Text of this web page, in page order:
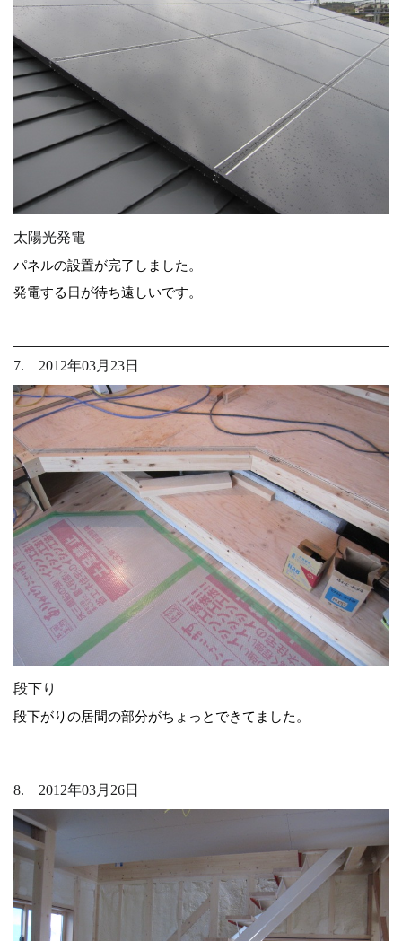
太陽光発電
パネルの設置が完了しました。
発電する日が待ち遠しいです。
7. 2012年03月23日
段下り
段下がりの居間の部分がちょっとできてました。
8. 2012年03月26日